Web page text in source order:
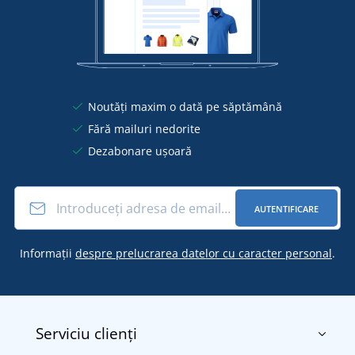
Noutăți maxim o dată pe săptămână
Fără mailuri nedorite
Dezabonare ușoară
AUTENTIFICARE
Informații despre prelucrarea datelor cu caracter personal.
Serviciu clienți